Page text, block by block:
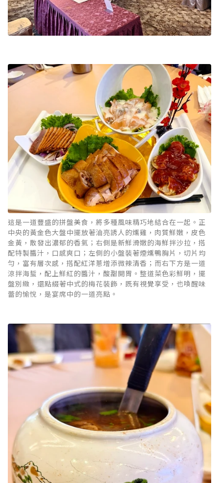
這是一道豐盛的拼盤美食，將多種風味精巧地結合在一起。正
中央的黃金色大盤中擺放著油亮誘人的燻雞，肉質鮮嫩，皮色
金黃，散發出濃郁的香氣；右側是新鮮滑嫩的海鮮拌沙拉，搭
配特製醬汁，口感爽口；左側的小盤裝著煙燻鴨胸片，切片均
勻，富有層次感，搭配紅洋蔥增添微辣清香；而右下方是一道
涼拌海蜇，配上鮮紅的醬汁，酸甜開胃。整道菜色彩鮮明，擺
盤別緻，還點綴著中式的梅花裝飾，既有視覺享受，也喚醒味
蕾的愉悅，是宴席中的一道亮點。